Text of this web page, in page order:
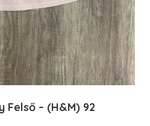
Felső – (H&M) 92